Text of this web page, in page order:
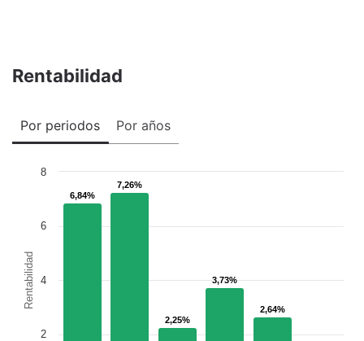
Rentabilidad
Por periodos Por años
Rentabilidad
6,84%
6,84%
7,26%
7,26%
2,25%
2,25%
3,73%
3,73%
2,64%
2,64%
2
4
6
8